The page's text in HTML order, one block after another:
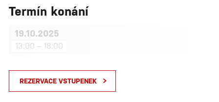
Termín konání
19.10.2025
13:00 – 18:00
REZERVACE VSTUPENEK